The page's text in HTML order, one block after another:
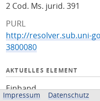
2 Cod. Ms. jurid. 391
PURL
http://resolver.sub.uni-
3800080
AKTUELLES ELEMENT
Einband
Impressum Datenschutz